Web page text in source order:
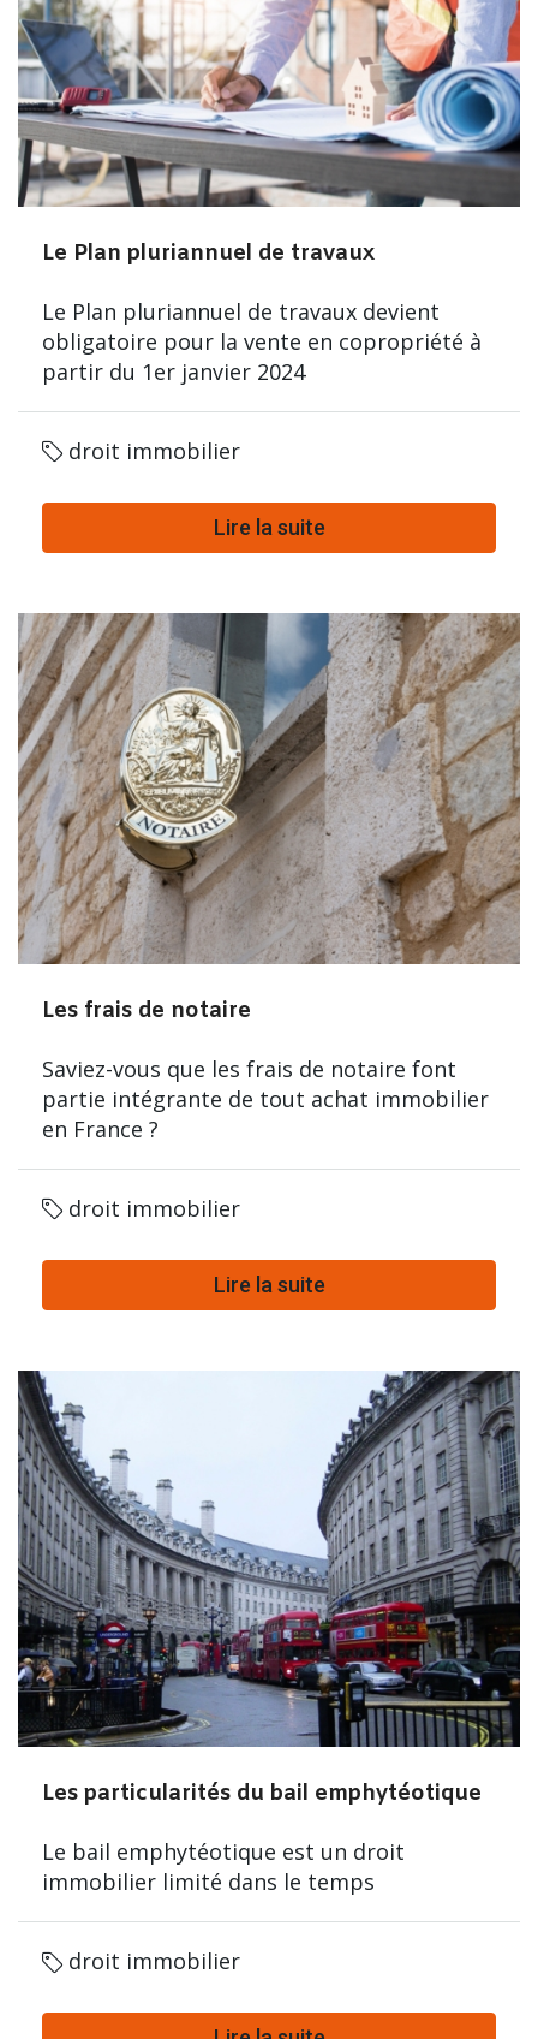
Le Plan pluriannuel de travaux
Le Plan pluriannuel de travaux devient
obligatoire pour la vente en copropriété à
partir du 1er janvier 2024
droit immobilier
Lire la suite
Les frais de notaire
Saviez-vous que les frais de notaire font
partie intégrante de tout achat immobilier
en France ?
droit immobilier
Lire la suite
Les particularités du bail emphytéotique
Le bail emphytéotique est un droit
immobilier limité dans le temps
droit immobilier